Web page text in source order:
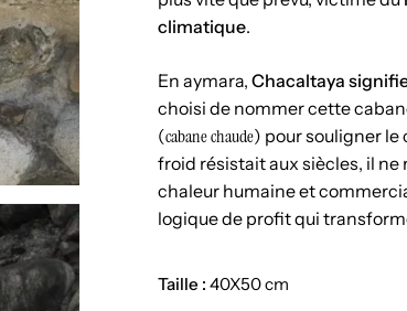
climatique.
En aymara, Chacaltaya
choisi de nommer cette
(cabane chaude) pour souligner le
froid résistait aux siècles, il ne
chaleur humaine et
logique de profit qui
Taille : 40X50 cm